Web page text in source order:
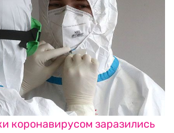
коронавирусом заразились